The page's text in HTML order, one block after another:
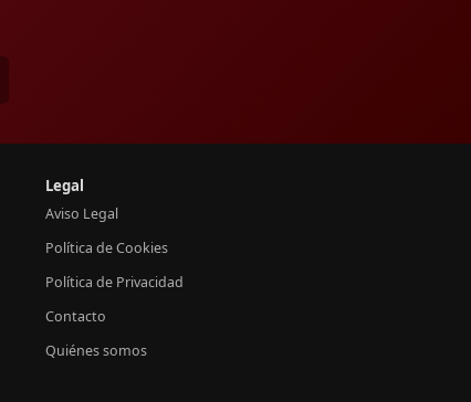
Legal
Aviso Legal
Política de Cookies
Política de Privacidad
Contacto
Quiénes somos